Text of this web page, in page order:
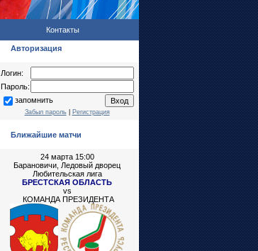
Контакты
Авторизация
Логин:
Пароль:
запомнить
Забыл пароль| Регистрация
Ближайшие матчи
24 марта 15:00
Барановичи, Ледовый дворец
Любительская лига
БРЕСТСКАЯ ОБЛАСТЬ
vs
КОМАНДА ПРЕЗИДЕНТА